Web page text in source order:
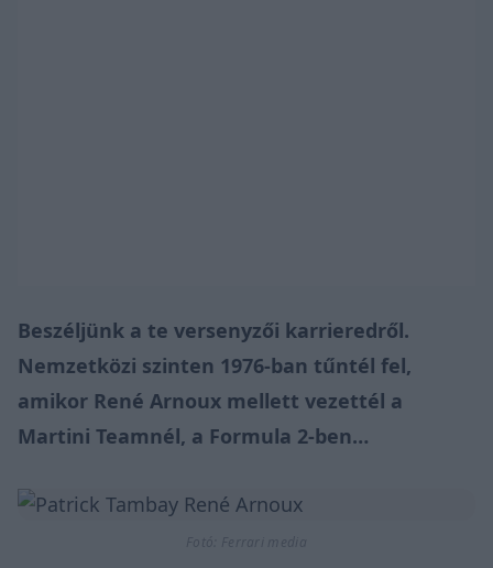
Beszéljünk a te versenyzői karrieredről.
Nemzetközi szinten 1976-ban tűntél fel,
amikor René Arnoux mellett vezettél a
Martini Teamnél, a Formula 2-ben…